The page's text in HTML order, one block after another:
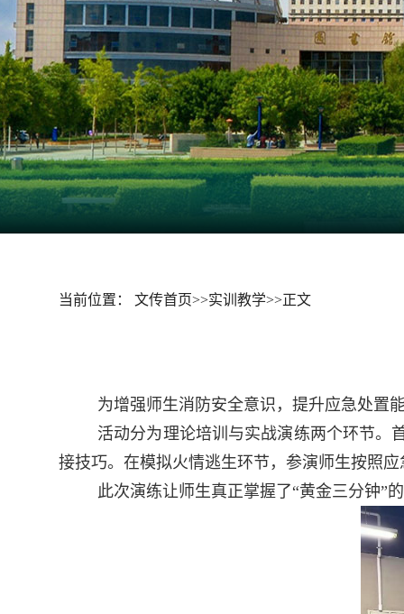
当前位置： 文传首页>>实训教学>>正文
为增强师生消防安全意识，提升应急处置
活动分为理论培训与实战演练两个环节。
接技巧。在模拟火情逃生环节，参演师生按照
此次演练让师生真正掌握了“黄金三分钟”